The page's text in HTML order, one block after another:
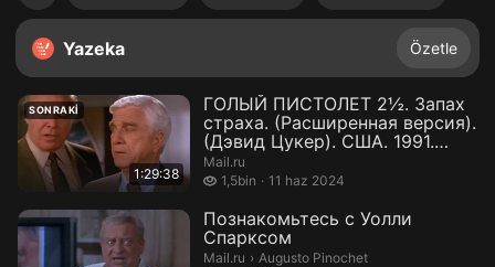
Yazeka Özetle
SONRAKI
1:29:38
ГОЛЫЙ ПИСТОЛЕТ 2½. Запах
страха. (Расширенная версия).
(Дэвид Цукер). США. 1991.
Коме...
Mail.ru
1,5bin
1,5 bin izleme11 haz 2024
Познакомьтесь с Уолли
Спарксом
Mail.ru › Augusto Pinochet.
Augusto Pinochet